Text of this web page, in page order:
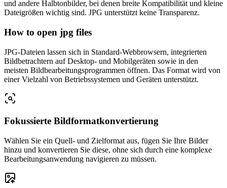
und andere Halbtonbilder, bei denen breite Kompatibilität und kleine
Dateigrößen wichtig sind. JPG unterstützt keine Transparenz.
How to open jpg files
JPG-Dateien lassen sich in Standard-Webbrowsern, integrierten
Bildbetrachtern auf Desktop- und Mobilgeräten sowie in den
meisten Bildbearbeitungsprogrammen öffnen. Das Format wird von
einer Vielzahl von Betriebssystemen und Geräten unterstützt.
Fokussierte Bildformatkonvertierung
Wählen Sie ein Quell- und Zielformat aus, fügen Sie Ihre Bilder
hinzu und konvertieren Sie diese, ohne sich durch eine komplexe
Bearbeitungsanwendung navigieren zu müssen.